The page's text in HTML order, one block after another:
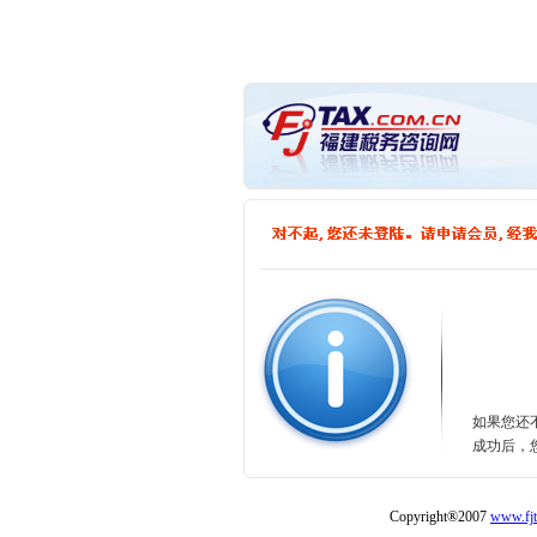
如果您还
成功后，
Copyright®2007